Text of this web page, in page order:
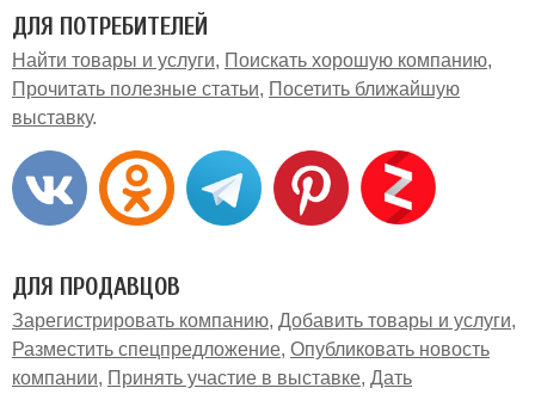
ДЛЯ ПОТРЕБИТЕЛЕЙ
Найти товары и услуги
Поискать хорошую компанию
Прочитать полезные статьи
Посетить ближайшую
выставку
ДЛЯ ПРОДАВЦОВ
Зарегистрировать компанию Добавить товары и услуги
Разместить спецпредложение Опубликовать новость
компании
Принять участие в выставке Дать